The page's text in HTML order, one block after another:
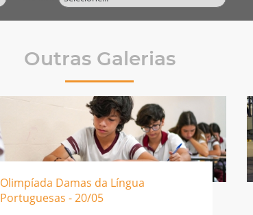
Outras Galerias
Olimpíada Damas da Língua
Portuguesas - 20/05